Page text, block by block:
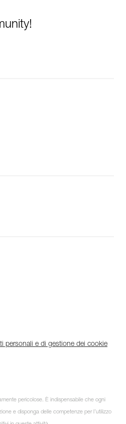
personali e di gestione dei cookie
pericolose. È indispensabile che ogni
e disponga delle competenze per l’utilizzo